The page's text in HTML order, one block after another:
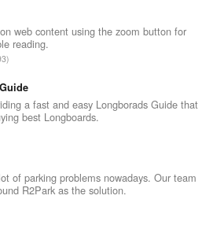
web content using the zoom button for
reading.
a fast and easy Longborads Guide that
best Longboards.
of parking problems nowadays. Our team
R2Park as the solution.